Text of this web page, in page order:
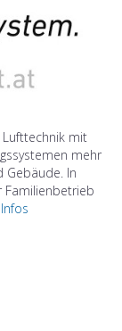
Lufttechnik mit
mehr
Gebäude. In
Familienbetrieb